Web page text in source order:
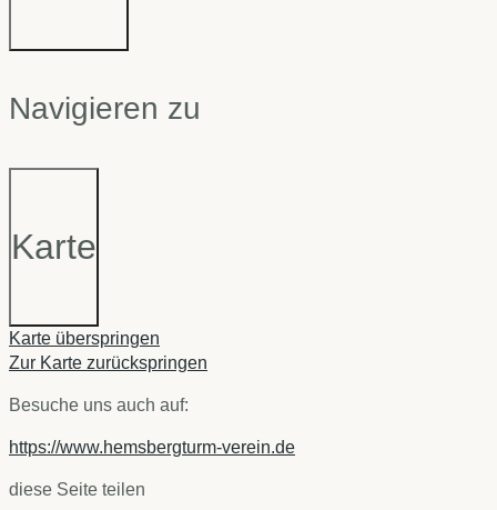
Navigieren zu
Karte
Karte überspringen
Zur Karte zurückspringen
Besuche uns auch auf:
https://www.hemsbergturm-verein.de
diese Seite teilen